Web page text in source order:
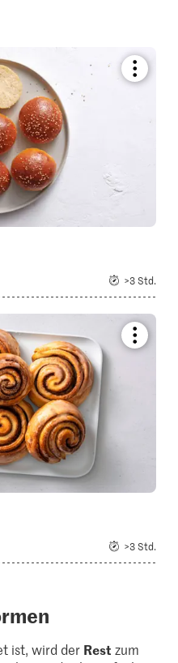
recipe
>3 Std.
recipe
>3 Std.
ist, wird der Rest zum